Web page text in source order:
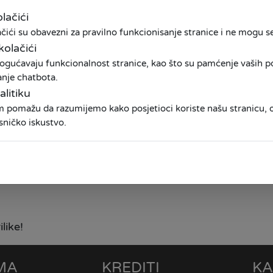
kreiranu akcijsku ponudu kredita za Vaše
godine!
svakodnevnim potrebama, pružajući Vam veću
putovanja, registracija vozila ili ulaganje u bolji
domaćinstvo možete pronaći OVDJE
možete pronaći
Vama najbližu poslovnicu, pozvati nas na
KREDITI
su obavezni za pravilno funkcionisanje stranice i ne mogu
funkcionalnost stranice, kao što su pamćenje vaših
chatbota.
pomažu da razumijemo kako posjetioci koriste našu stranicu,
iskustvo.